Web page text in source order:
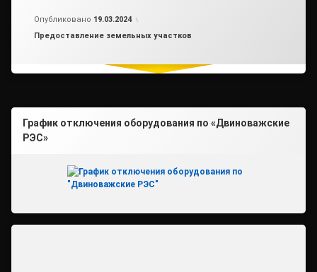
Опубликовано 19.03.2024
Рубрики:
Предоставление земельных участков
График отключения оборудования по «Двиноважские
РЭС»